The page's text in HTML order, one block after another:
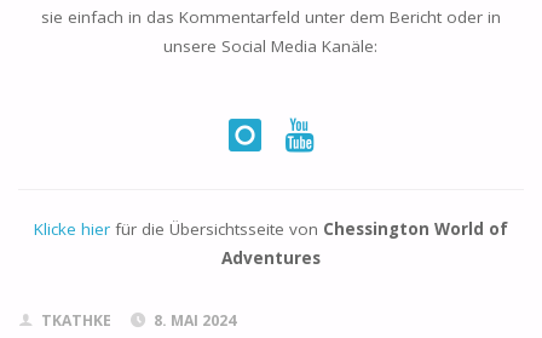
sie einfach in das Kommentarfeld unter dem Bericht oder in
unsere Social Media Kanäle:
Klicke hierfür die Übersichtsseite von Chessington World of
Adventures
TKATHKE
8. MAI 2024